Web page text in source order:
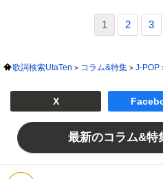
1 2 3
歌詞検索UtaTen コラム&特集 J-POP
X
最新のコラム&特